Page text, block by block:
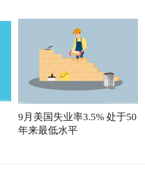
9月美国失业率3.5% 处于50
年来最低水平